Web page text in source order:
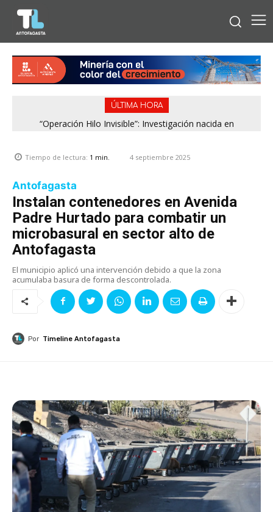
ÚLTIMA HORA
“Operación Hilo Invisible”: Investigación nacida en
Tiempo de lectura: 1 min. 4 septiembre 2025
Antofagasta
Instalan contenedores en Avenida
Padre Hurtado para combatir un
microbasural en sector alto de
Antofagasta
El municipio aplicó una intervención debido a que la zona
acumulaba basura de forma descontrolada.
Por Timeline Antofagasta